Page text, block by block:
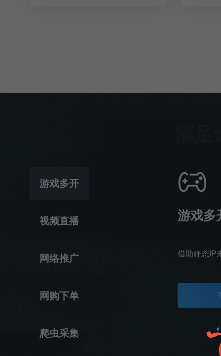
游戏多开
视频直播
网络推广
网购下单
爬虫采集
游戏多
借助静态IP